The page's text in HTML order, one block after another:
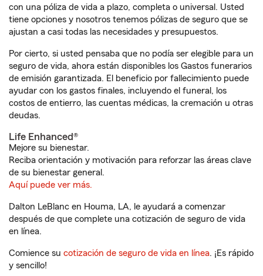
con una póliza de vida a plazo, completa o universal. Usted
tiene opciones y nosotros tenemos pólizas de seguro que se
ajustan a casi todas las necesidades y presupuestos.
Por cierto, si usted pensaba que no podía ser elegible para un
seguro de vida, ahora están disponibles los Gastos funerarios
de emisión garantizada. El beneficio por fallecimiento puede
ayudar con los gastos finales, incluyendo el funeral, los
costos de entierro, las cuentas médicas, la cremación u otras
deudas.
Life Enhanced®
Mejore su bienestar.
Reciba orientación y motivación para reforzar las áreas clave
de su bienestar general.
Aquí puede ver más.
Dalton LeBlanc en Houma, LA, le ayudará a comenzar
después de que complete una cotización de seguro de vida
en línea.
Comience su cotización de seguro de vida en línea. ¡Es rápido
y sencillo!